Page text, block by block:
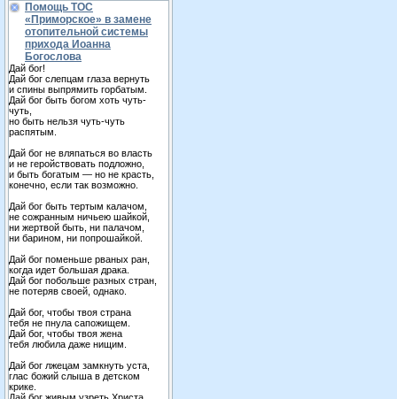
Помощь ТОС
«Приморское» в замене
отопительной системы
прихода Иоанна
Богослова
Дай бог!
Дай бог слепцам глаза вернуть
и спины выпрямить горбатым.
Дай бог быть богом хоть чуть-
чуть,
но быть нельзя чуть-чуть
распятым.
Дай бог не вляпаться во власть
и не геройствовать подложно,
и быть богатым — но не красть,
конечно, если так возможно.
Дай бог быть тертым калачом,
не сожранным ничьею шайкой,
ни жертвой быть, ни палачом,
ни барином, ни попрошайкой.
Дай бог поменьше рваных ран,
когда идет большая драка.
Дай бог побольше разных стран,
не потеряв своей, однако.
Дай бог, чтобы твоя страна
тебя не пнула сапожищем.
Дай бог, чтобы твоя жена
тебя любила даже нищим.
Дай бог лжецам замкнуть уста,
глас божий слыша в детском
крике.